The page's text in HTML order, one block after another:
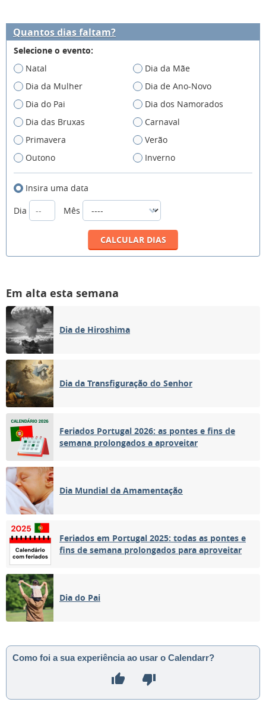
Quantos dias faltam?
Selecione o evento:
Natal
Dia da Mãe
Dia da Mulher
Dia de Ano-Novo
Dia do Pai
Dia dos Namorados
Dia das Bruxas
Carnaval
Primavera
Verão
Outono
Inverno
Insira uma data
Dia
Mês
Em alta esta semana
Dia de Hiroshima
Dia da Transfiguração do Senhor
Feriados Portugal 2026: as pontes e fins de
semana prolongados a aproveitar
Dia Mundial da Amamentação
Feriados em Portugal 2025: todas as pontes e
fins de semana prolongados para aproveitar
Dia do Pai
Como foi a sua experiência ao usar o Calendarr?